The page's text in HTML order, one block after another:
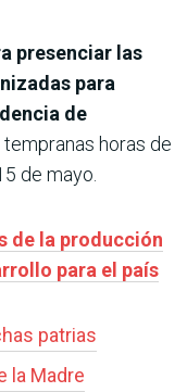
presenciar las
para
de
horas de
de mayo.
de la producción
para el país
patrias
la Madre